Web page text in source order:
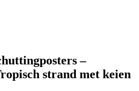
–
strand met keien